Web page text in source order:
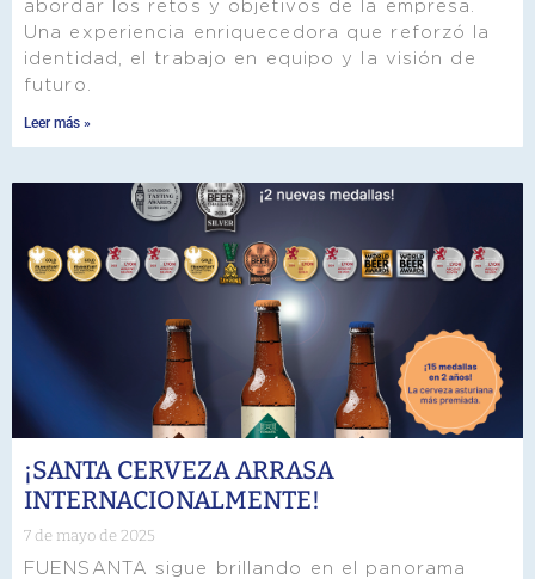
abordar los retos y objetivos de la empresa.
Una experiencia enriquecedora que reforzó la
identidad, el trabajo en equipo y la visión de
futuro.
Leer más »
¡SANTA CERVEZA ARRASA
INTERNACIONALMENTE!
7 de mayo de 2025
FUENSANTA sigue brillando en el panorama